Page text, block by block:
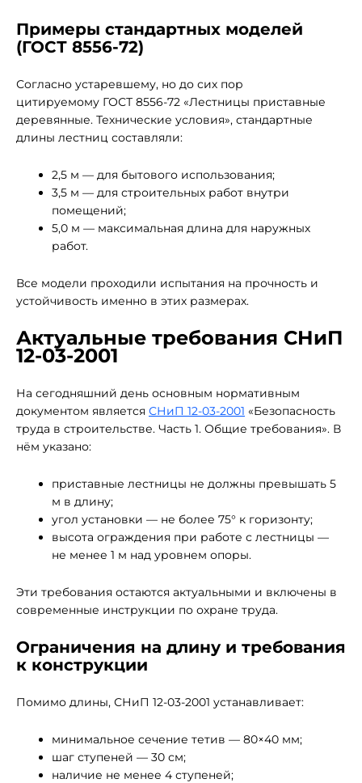
Примеры стандартных моделей
(ГОСТ 8556-72)
Согласно устаревшему, но до сих пор
цитируемому ГОСТ 8556-72 «Лестницы приставные
деревянные. Технические условия», стандартные
длины лестниц составляли:
2,5 м — для бытового использования;
3,5 м — для строительных работ внутри
помещений;
5,0 м — максимальная длина для наружных
работ.
Все модели проходили испытания на прочность и
устойчивость именно в этих размерах.
Актуальные требования СНиП
12-03-2001
На сегодняшний день основным нормативным
документом является СНиП 12-03-2001 «Безопасность
труда в строительстве. Часть 1. Общие требования». В
нём указано:
приставные лестницы не должны превышать 5
м в длину;
угол установки — не более 75° к горизонту;
высота ограждения при работе с лестницы —
не менее 1 м над уровнем опоры.
Эти требования остаются актуальными и включены в
современные инструкции по охране труда.
Ограничения на длину и требования
к конструкции
Помимо длины, СНиП 12-03-2001 устанавливает:
минимальное сечение тетив — 80×40 мм;
шаг ступеней — 30 см;
наличие не менее 4 ступеней;